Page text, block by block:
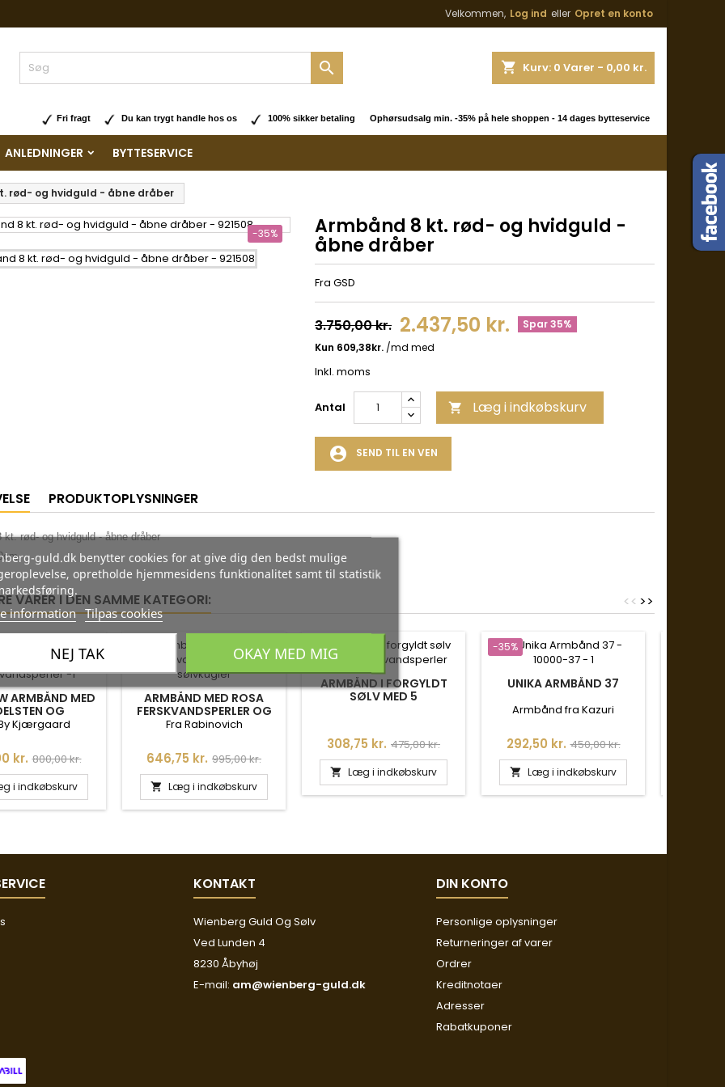
Velkommen, Log ind eller Opret en konto
shopping_cart Kurv: 0 Varer - 0,00 kr.

Fri fragt Du kan trygt handle hos os 100% sikker betaling Ophørsudsalg min. -35% på hele shoppen - 14 dages bytteservice
ANLEDNINGER BYTTESERVICE
rød- og hvidguld - åbne dråber
-35% Armbånd 8 kt. rød- og hvidguld -
åbne dråber
Fra GSD
3.750,00 kr. 2.437,50 kr. Spar 35%
Inkl. moms
Antal  Læg i indkøbskurv
account_circle SEND TIL EN VEN
PRODUKTOPLYSNINGER
kt. rød- og hvidguld - åbne dråber
VARER I DEN SAMME KATEGORI: >>
<<
ARMBÅND MED
OG
Kjærgaard
kr. Normalpris
800,00 kr.
i indkøbskurv
ARMBÅND MED ROSA
FERSKVANDSPERLER OG
SØLVKUGLER
Fra Rabinovich
Pris
646,75 kr. Normalpris
995,00 kr.
 Læg i indkøbskurv
-35%
ARMBÅND I FORGYLDT
SØLV MED 5
Pris
308,75 kr. Normalpris
475,00 kr.
 Læg i indkøbskurv
-35%
UNIKA ARMBÅND 37
Armbånd fra Kazuri
Pris
292,50 kr. Normalpris
450,00 kr.
 Læg i indkøbskurv
KONTAKT
Wienberg Guld Og Sølv
Ved Lunden 4
8230 Åbyhøj
E-mail: am@wienberg-guld.dk
DIN KONTO
Personlige oplysninger
Returneringer af varer
Ordrer
Kreditnotaer
Adresser
Rabatkuponer
guld.dk benytter cookies for at give dig den bedst mulige
opretholde hjemmesidens funktionalitet samt til statistik
information Tilpas cookies
NEJ TAK OKAY MED MIG